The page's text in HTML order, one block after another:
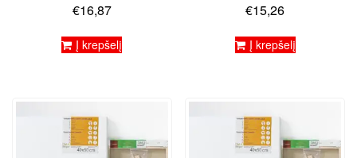
€16,87
Į krepšelį
€15,26
Į krepšelį